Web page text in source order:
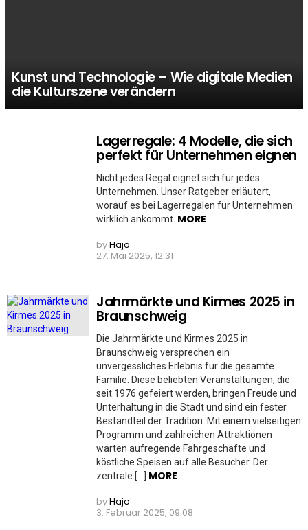
Kunst und Technologie – Wie digitale Medien
die Kulturszene verändern
Lagerregale: 4 Modelle, die sich
perfekt für Unternehmen eignen
Nicht jedes Regal eignet sich für jedes
Unternehmen. Unser Ratgeber erläutert,
worauf es bei Lagerregalen für Unternehmen
wirklich ankommt. MORE
byHajo
27. Mai 2025, 12:31
Jahrmärkte und Kirmes 2025 in
Braunschweig
Die Jahrmärkte und Kirmes 2025 in
Braunschweig versprechen ein
unvergessliches Erlebnis für die gesamte
Familie. Diese beliebten Veranstaltungen, die
seit 1976 gefeiert werden, bringen Freude und
Unterhaltung in die Stadt und sind ein fester
Bestandteil der Tradition. Mit einem vielseitigen
Programm und zahlreichen Attraktionen
warten aufregende Fahrgeschäfte und
köstliche Speisen auf alle Besucher. Der
zentrale […] MORE
byHajo
3. Februar 2025, 09:08